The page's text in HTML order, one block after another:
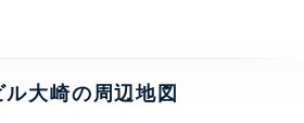
大崎の周辺地図